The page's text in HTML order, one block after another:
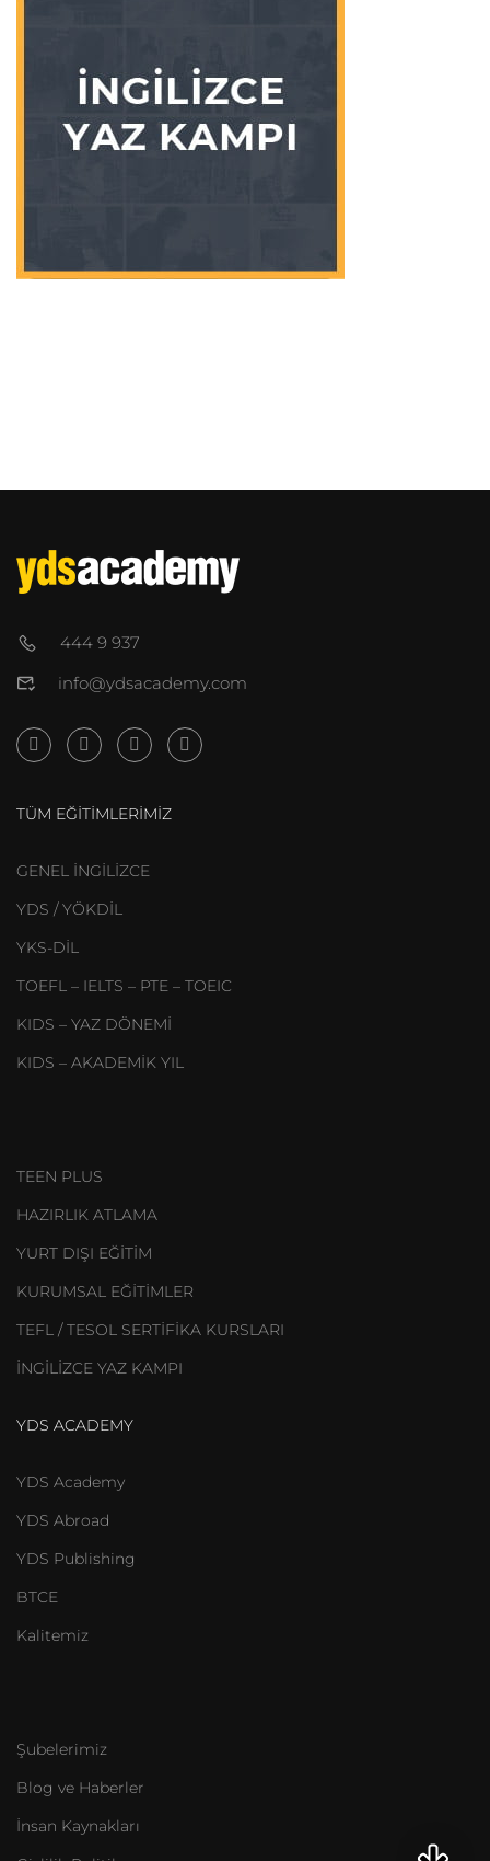
444 9 937
info@ydsacademy.com
TÜM EĞITIMLERIMIZ
GENEL İNGİLİZCE
YDS / YÖKDİL
YKS-DİL
TOEFL – IELTS – PTE – TOEIC
KIDS – YAZ DÖNEMİ
KIDS – AKADEMİK YIL
TEEN PLUS
HAZIRLIK ATLAMA
YURT DIŞI EĞİTİM
KURUMSAL EĞİTİMLER
TEFL / TESOL SERTİFİKA KURSLARI
İNGİLİZCE YAZ KAMPI
YDS ACADEMY
YDS Academy
YDS Abroad
YDS Publishing
BTCE
Kalitemiz
Şubelerimiz
Blog ve Haberler
İnsan Kaynakları